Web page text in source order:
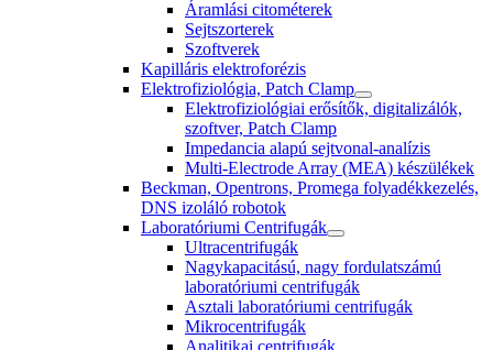
Áramlási citométerek
Sejtszorterek
Szoftverek
Kapilláris elektroforézis
Elektrofiziológia, Patch Clamp
Elektrofiziológiai erősítők, digitalizálók,
szoftver, Patch Clamp
Impedancia alapú sejtvonal-analízis
Multi-Electrode Array (MEA) készülékek
Beckman, Opentrons, Promega folyadékkezelés,
DNS izoláló robotok
Laboratóriumi Centrifugák
Ultracentrifugák
Nagykapacitású, nagy fordulatszámú
laboratóriumi centrifugák
Asztali laboratóriumi centrifugák
Mikrocentrifugák
Analitikai centrifugák